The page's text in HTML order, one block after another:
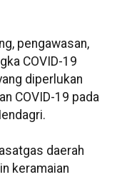
pengawasan,
COVID-19
diperlukan
COVID-19 pada
daerah
keramaian